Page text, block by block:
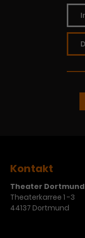
Kontakt
Theater Dortmund
Theaterkarree 1 -3
44137 Dortmund